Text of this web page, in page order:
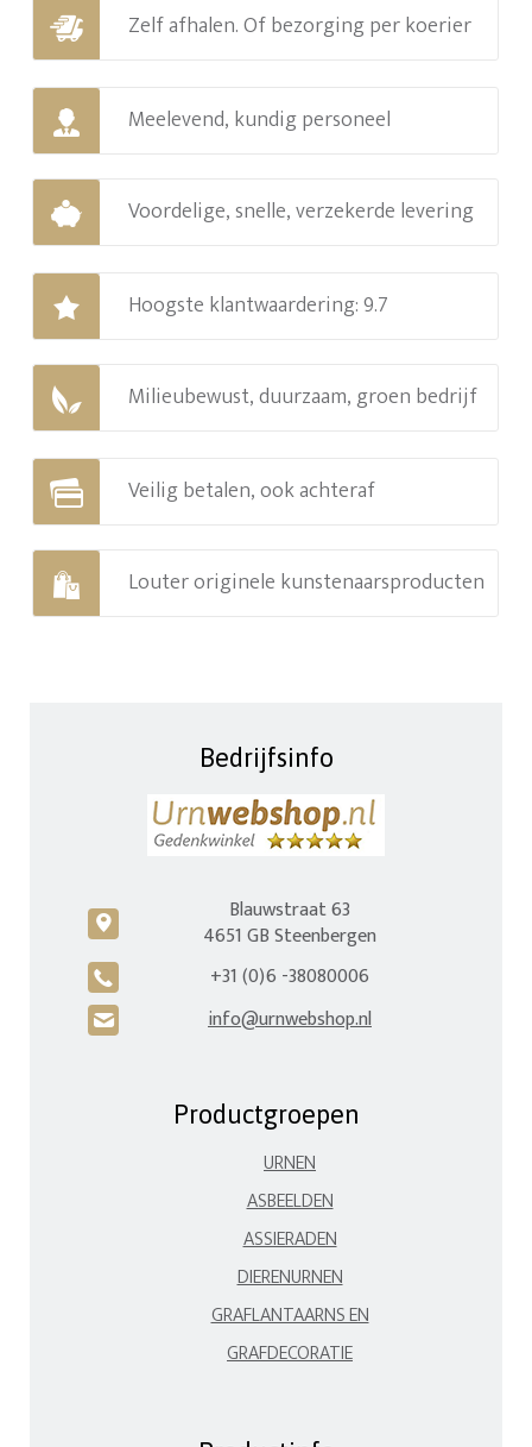
Zelf afhalen. Of bezorging per koerier
Meelevend, kundig personeel
Voordelige, snelle, verzekerde levering
Hoogste klantwaardering: 9.7
Milieubewust, duurzaam, groen bedrijf
Veilig betalen, ook achteraf
Louter originele kunstenaarsproducten
Bedrijfsinfo
c
Blauwstraat 63
4651 GB Steenbergen
A +31 (0)6 -38080006
H info@urnwebshop.nl
Productgroepen
URNEN
ASBEELDEN
ASSIERADEN
DIERENURNEN
GRAFLANTAARNS EN
GRAFDECORATIE